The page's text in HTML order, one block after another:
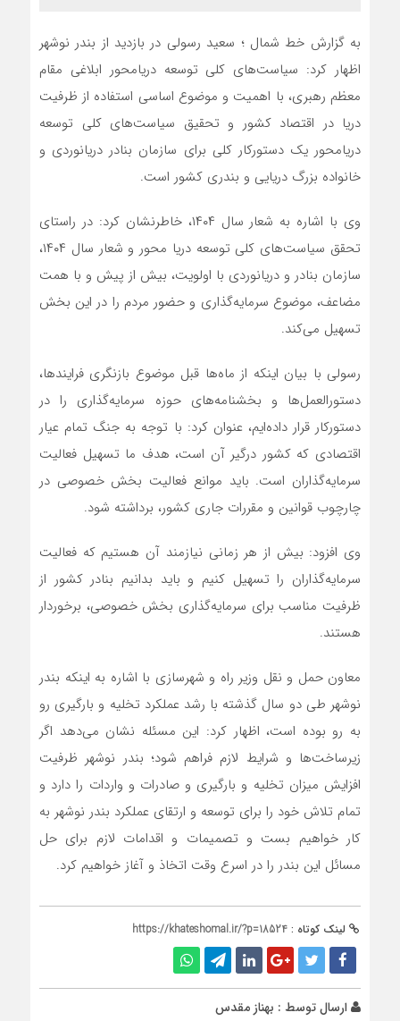
به گزارش خط شمال ؛ سعید رسولی در بازدید از بندر نوشهر
اظهار کرد: سیاست‌های کلی توسعه دریامحور ابلاغی مقام
معظم رهبری، با اهمیت و موضوع اساسی استفاده از ظرفیت
دریا در اقتصاد کشور و تحقیق سیاست‌های کلی توسعه
دریامحور یک دستورکار کلی برای سازمان بنادر دریانوردی و
خانواده بزرگ دریایی و بندری کشور است.
وی با اشاره به شعار سال ۱۴۰۴، خاطرنشان کرد: در راستای
تحقق سیاست‌های کلی توسعه دریا محور و شعار سال ۱۴۰۴،
سازمان بنادر و دریانوردی با اولویت، بیش از پیش و با همت
مضاعف، موضوع سرمایه‌گذاری و حضور مردم را در این بخش
تسهیل می‌کند.
رسولی با بیان اینکه از ماه‌ها قبل موضوع بازنگری فرایندها،
دستورالعمل‌ها و بخشنامه‌های حوزه سرمایه‌گذاری را در
دستورکار قرار داده‌ایم، عنوان کرد: با توجه به جنگ تمام عیار
اقتصادی که کشور درگیر آن است، هدف ما تسهیل فعالیت
سرمایه‌گذاران است. باید موانع فعالیت بخش خصوصی در
چارچوب قوانین و مقررات جاری کشور، برداشته شود.
وی افزود: بیش از هر زمانی نیازمند آن هستیم که فعالیت
سرمایه‌گذاران را تسهیل کنیم و باید بدانیم بنادر کشور از
ظرفیت مناسب برای سرمایه‌گذاری بخش خصوصی، برخوردار
هستند.
معاون حمل و نقل وزیر راه و شهرسازی با اشاره به اینکه بندر
نوشهر طی دو سال گذشته با رشد عملکرد تخلیه و بارگیری رو
به رو بوده است، اظهار کرد: این مسئله نشان می‌دهد اگر
زیرساخت‌ها و شرایط لازم فراهم شود؛ بندر نوشهر ظرفیت
افزایش میزان تخلیه و بارگیری و صادرات و واردات را دارد و
تمام تلاش خود را برای توسعه و ارتقای عملکرد بندر نوشهر به
کار خواهیم بست و تصمیمات و اقدامات لازم برای حل
مسائل این بندر را در اسرع وقت اتخاذ و آغاز خواهیم کرد.
لینک کوتاه : https://khateshomal.ir/?p=18524
ارسال توسط : بهناز مقدس